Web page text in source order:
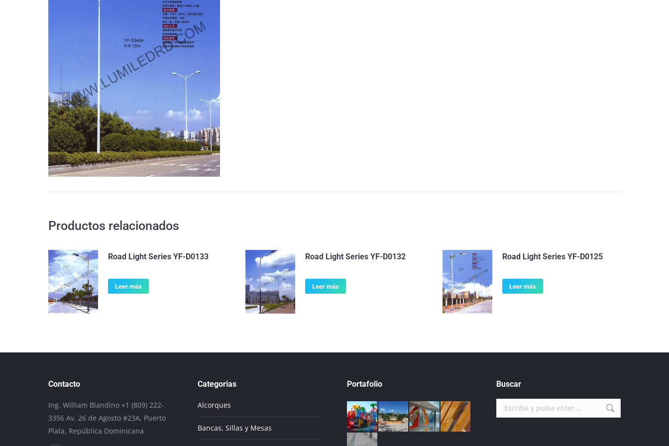
Productos relacionados
Road Light Series YF-D0133
Leer más
Road Light Series YF-D0132
Leer más
Road Light Series YF-D0125
Leer más
Contacto
Ing. William Blandino +1 (809) 222-
3356 Av. 26 de Agosto #23A, Puerto
Plata, República Dominicana
Categorias
Alcorques
Bancas, Sillas y Mesas
Portafolio Buscar
Buscar: